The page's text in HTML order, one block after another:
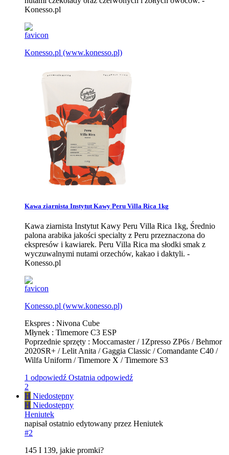
Konesso.pl
Konesso.pl (www.konesso.pl)
Kawa ziarnista Instytut Kawy Peru Villa Rica 1kg
Kawa ziarnista Instytut Kawy Peru Villa Rica 1kg, Średnio
palona arabika jakości specialty z Peru przeznaczona do
ekspresów i kawiarek. Peru Villa Rica ma słodki smak z
wyczuwalnymi nutami orzechów, kakao i daktyli. -
Konesso.pl
Konesso.pl (www.konesso.pl)
Ekspres : Nivona Cube
Młynek : Timemore C3 ESP
Poprzednie sprzęty : Moccamaster / 1Zpresso ZP6s / Behmor
2020SR+ / Lelit Anita / Gaggia Classic / Comandante C40 /
Wilfa Uniform / Timemore X / Timemore S3
1 odpowiedź Ostatnia odpowiedź
2
H Niedostępny
H Niedostępny
Heniutek
napisałostatnio edytowany przez Heniutek
#2
145 I 139, jakie promki?